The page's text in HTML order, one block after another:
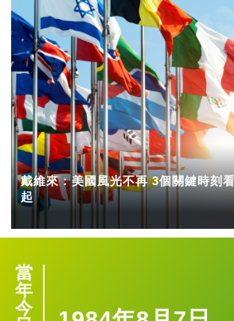
戴維來：美國風光不再 3個關鍵時刻
起
當
年
今